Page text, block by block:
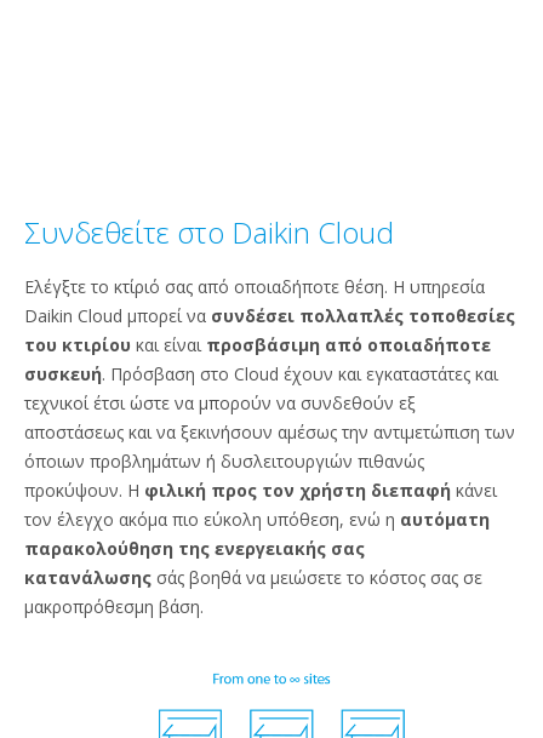
Συνδεθείτε στο Daikin Cloud
Ελέγξτε το κτίριό σας από οποιαδήποτε θέση. Η υπηρεσία
Daikin Cloud μπορεί να συνδέσει πολλαπλές τοποθεσίες
του κτιρίου και είναι προσβάσιμη από οποιαδήποτε
συσκευή. Πρόσβαση στο Cloud έχουν και εγκαταστάτες και
τεχνικοί έτσι ώστε να μπορούν να συνδεθούν εξ
αποστάσεως και να ξεκινήσουν αμέσως την αντιμετώπιση των
όποιων προβλημάτων ή δυσλειτουργιών πιθανώς
προκύψουν. Η φιλική προς τον χρήστη διεπαφή κάνει
τον έλεγχο ακόμα πιο εύκολη υπόθεση, ενώ η αυτόματη
παρακολούθηση της ενεργειακής σας
κατανάλωσης σάς βοηθά να μειώσετε το κόστος σας σε
μακροπρόθεσμη βάση.